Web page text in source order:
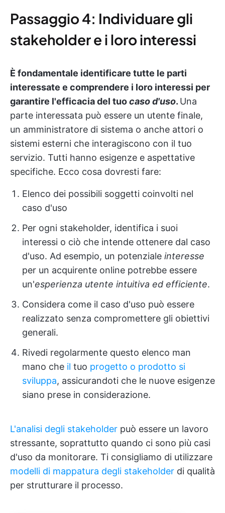
Passaggio 4: Individuare gli
stakeholder e i loro interessi
È fondamentale identificare tutte le parti
interessate e comprendere i loro interessi per
garantire l'efficacia del tuocaso d'uso. Una
parte interessata può essere un utente finale,
un amministratore di sistema o anche attori o
sistemi esterni che interagiscono con il tuo
servizio. Tutti hanno esigenze e aspettative
specifiche. Ecco cosa dovresti fare:
Elenco dei possibili soggetti coinvolti nel
caso d'uso
Per ogni stakeholder, identifica i suoi
interessi o ciò che intende ottenere dal caso
d'uso. Ad esempio, un potenziale interesse
per un acquirente online potrebbe essere
un'esperienza utente intuitiva ed efficiente.
Considera come il caso d'uso può essere
realizzato senza compromettere gli obiettivi
generali.
Rivedi regolarmente questo elenco man
mano che il tuo progetto o prodotto si
sviluppa, assicurandoti che le nuove esigenze
siano prese in considerazione.
L'analisi degli stakeholder può essere un lavoro
stressante, soprattutto quando ci sono più casi
d'uso da monitorare. Ti consigliamo di utilizzare
modelli di mappatura degli stakeholder di qualità
per strutturare il processo.